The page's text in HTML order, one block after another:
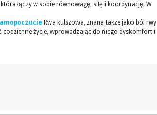
łączy w sobie równowagę, siłę i koordynację. W
Rwa kulszowa, znana także jako ból rwy
życie, wprowadzając do niego dyskomfort i